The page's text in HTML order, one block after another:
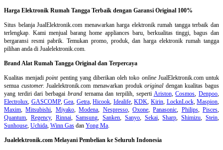
Harga Elektronik Rumah Tangga Terbaik dengan Garansi Original 100%
Situs belanjaJualElektronik.com menawarkan harga elektronik rumah tangga terbaik dan
terlengkap. Kami menjual barang home appliances baru, berkualitas tinggi, bagus dan
bergaransi resmi pabrik. Temukan promo, produk, dan harga elektronik rumah tangga
pilihan anda di Jualelektronik.com.
Brand Alat Rumah Tangga Original dan Terpercaya
Kualitas menjadipointpenting yang diberikan oleh toko onlineJualElektronik.com untuk
semua customer. Jualelektronik.com menawarkan produkoriginal dengan kualitas bagus
yang terdiri dari berbagai brandternama dan terpilih, seperti Ariston,Cosmos,Denpoo,
Electrolux, GASCOMP,Gea, Getra,Hicook, Idealife,KDK, Kirin, LocknLock,Maspion,
Maxim,Mitsubishi, Miyako,Modena, Nespresso, Oxone,Panasonic, Philips, Pisces,
Quantum, Regency, Rinnai,Samsung,Sanken, Sanyo, Sekai,Sharp,Shimizu,Stein,
Sunhouse, Uchida, Winn Gas dan Yong Ma.
Jualelektronik.com Melayani Pembelian ke Seluruh Indonesia